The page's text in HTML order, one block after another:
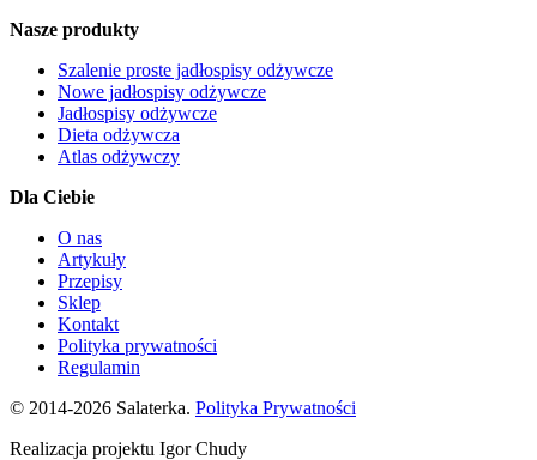
Nasze produkty
Szalenie proste jadłospisy odżywcze
Nowe jadłospisy odżywcze
Jadłospisy odżywcze
Dieta odżywcza
Atlas odżywczy
Dla Ciebie
O nas
Artykuły
Przepisy
Sklep
Kontakt
Polityka prywatności
Regulamin
© 2014-2026 Salaterka. Polityka Prywatności
Realizacja projektu Igor Chudy